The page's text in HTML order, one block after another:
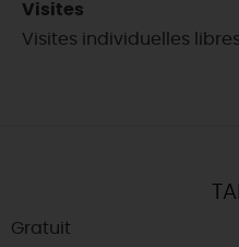
Visites
Visites individuelles
Gratuit